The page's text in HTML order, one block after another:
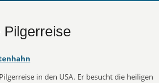
in den USA. Er besucht die heiligen